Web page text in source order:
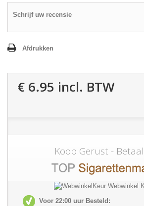
Schrijf uw recensie
Afdrukken
€ 6.95 incl. BTW
Koop Gerust -
Voor 22:00 uur Besteld: